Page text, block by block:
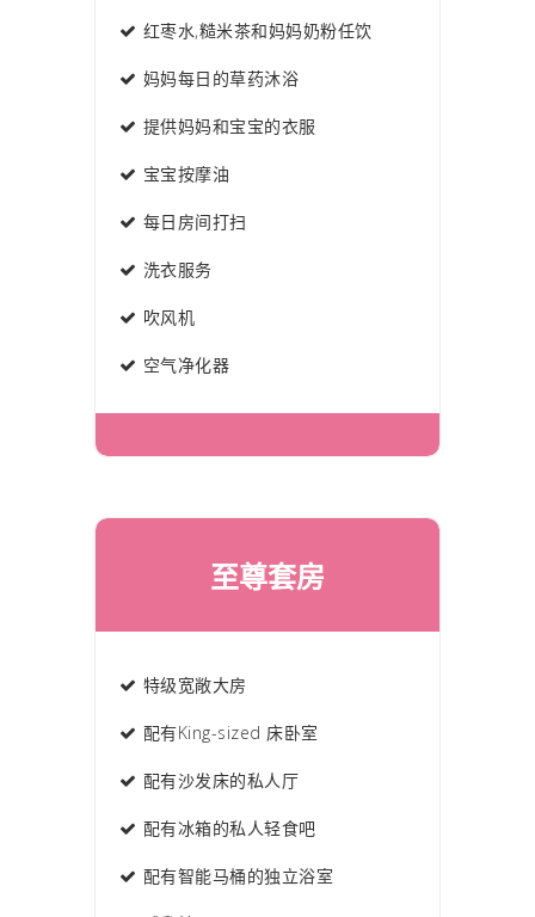
红枣水,糙米茶和妈妈奶粉任饮
妈妈每日的草药沐浴
提供妈妈和宝宝的衣服
宝宝按摩油
每日房间打扫
洗衣服务
吹风机
空气净化器
至尊套房
特级宽敞大房
配有King-sized 床卧室
配有沙发床的私人厅
配有冰箱的私人轻食吧
配有智能马桶的独立浴室